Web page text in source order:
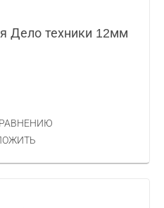
Дело техники 12мм